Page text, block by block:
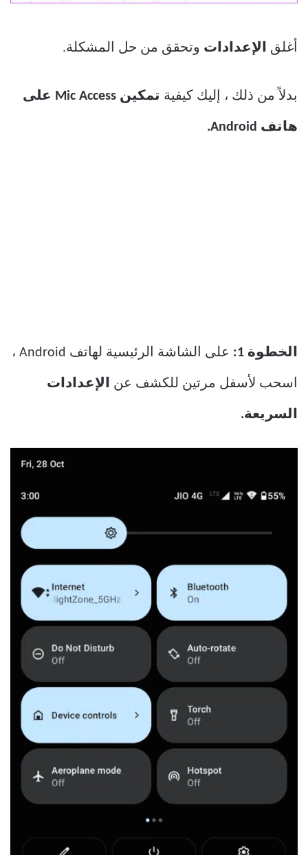
أغلق الإعدادات وتحقق من حل المشكلة.
بدلاً من ذلك ، إليك كيفية تمكين Mic Access على
هاتف Android.
الخطوة 1: على الشاشة الرئيسية لهاتف Android ،
اسحب لأسفل مرتين للكشف عن الإعدادات
السريعة.